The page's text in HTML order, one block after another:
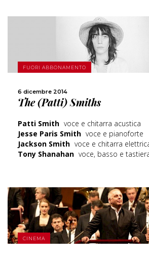
FUORI ABBONAMENTO
6 dicembre 2014
The (Patti) Smiths
Patti Smith voce e chitarra acustica
Jesse Paris Smith voce e pianoforte
Jackson Smith voce e chitarra
Tony Shanahan voce, basso e
SCOPRI DI PIÙ
CONDIVIDI
CINEMA
SCOPRI DI PIÙ